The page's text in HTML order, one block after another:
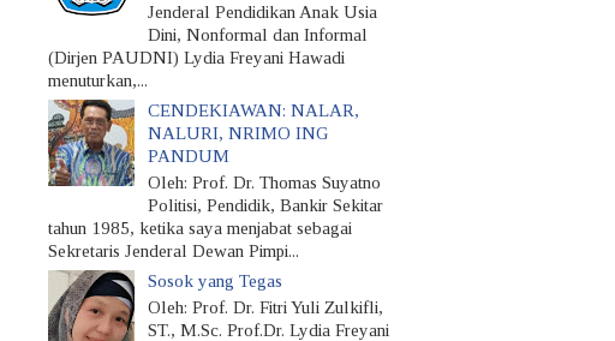
Jenderal Pendidikan Anak Usia
Dini, Nonformal dan Informal
(Dirjen PAUDNI) Lydia Freyani Hawadi
menuturkan,...
CENDEKIAWAN: NALAR,
NALURI, NRIMO ING
PANDUM
Oleh: Prof. Dr. Thomas Suyatno
Politisi, Pendidik, Bankir Sekitar
tahun 1985, ketika saya menjabat sebagai
Sekretaris Jenderal Dewan Pimpi...
Sosok yang Tegas
Oleh: Prof. Dr. Fitri Yuli Zulkifli,
ST., M.Sc. Prof.Dr. Lydia Freyani